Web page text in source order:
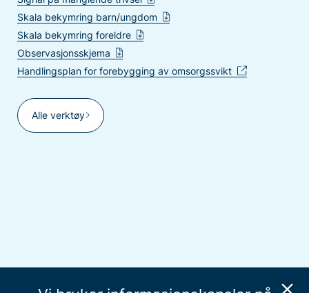
Skala bekymring barn/ungdom
Skala bekymring foreldre
Observasjonsskjema
Handlingsplan for forebygging av omsorgssvikt
Alle verktøy